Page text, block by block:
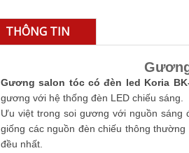
THÔNG TIN
Gương salon tóc có đèn led Koria
gương với hệ thống đèn LED chiếu sáng.
Ưu việt trong soi gương với nguồn
giống các nguồn đèn chiếu thông
đều nhất.